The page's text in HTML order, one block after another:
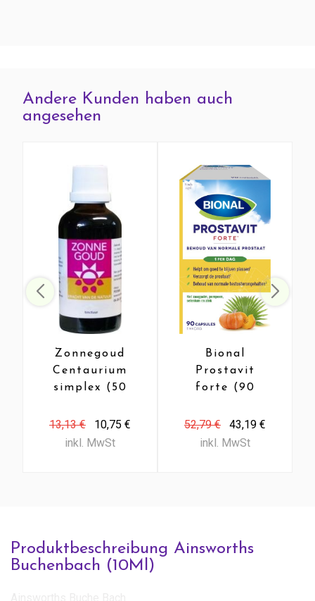
Produktbeschreibung Ainsworths
Buchenbach (10Ml)
Andere Kunden haben auch
angesehen
Zonnegoud
Centaurium
simplex (50
13,13 €
10,75 €
inkl. MwSt
Bional
Prostavit
forte (90
52,79 €
43,19 €
inkl. MwSt